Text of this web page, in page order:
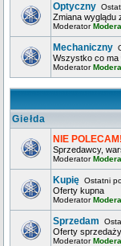
Optyczny
Zmiana wyglądu
Moderator
Mechaniczny
Wszystko co ma
Moderator
Giełda
NIE
Sprzedawcy,
Moderator
Kupię Ostatni
Oferty kupna
Moderator
Sprzedam
Oferty
Moderator